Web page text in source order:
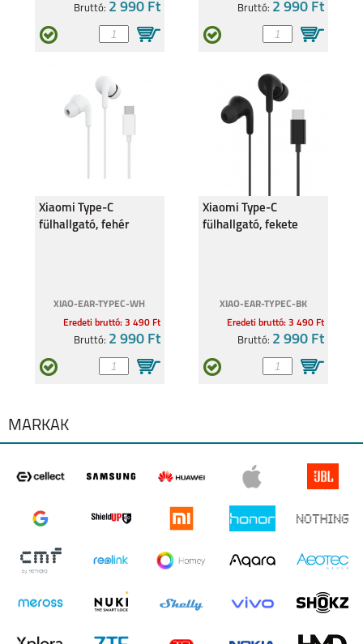
SAMSUNG GALAXY Z
SAMSUNG GALAXY Z
SAMSUNG GALAXY
A55
S24 ULTRA
SAMSUNG GALAXY
S24+
SAMSUNG GALAXY
Bruttó: 2 990 Ft Bruttó: 2 990 Ft
Xiaomi Type-C
fülhallgató, fehér
XIAO-EAR-TYPEC-WH
Eredeti bruttó: 3 490 Ft
Bruttó: 2 990 Ft
Xiaomi Type-C
fülhallgató, fekete
XIAO-EAR-TYPEC-BK
Eredeti bruttó: 3 490 Ft
Bruttó: 2 990 Ft
MÁRKÁK